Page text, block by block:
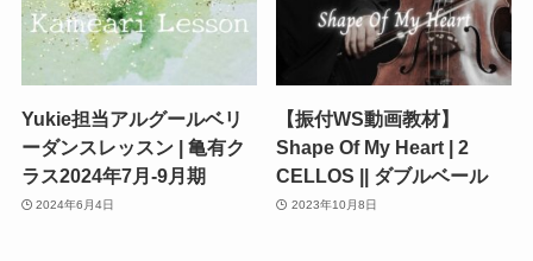
Yukie担当アルグールベリ
ーダンスレッスン | 亀有ク
ラス2024年7月-9月期
2024年6月4日
【振付WS動画教材】
Shape Of My Heart | 2
CELLOS || ダブルベール
2023年10月8日